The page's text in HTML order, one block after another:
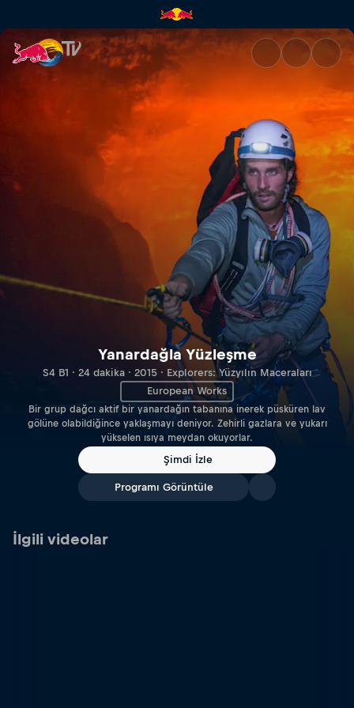
Yanardağla Yüzleşme | Red
Yanardağla Yüzleşme
S4 B1 · 24 dakika · 2015 · Explorers: Yüzyılın Maceraları
European Works
Bir grup dağcı aktif bir yanardağın tabanına inerek püsküren lav
gölüne olabildiğince yaklaşmayı deniyor. Zehirli gazlara ve yukarı
yükselen ısıya meydan okuyorlar.
Şimdi İzle
Programı Görüntüle
İlgili videolar